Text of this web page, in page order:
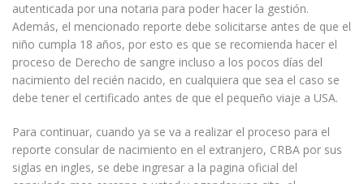
autenticada por una notaria para poder hacer la gestión.
Además, el mencionado reporte debe solicitarse antes de que el
niño cumpla 18 años, por esto es que se recomienda hacer el
proceso de Derecho de sangre incluso a los pocos días del
nacimiento del recién nacido, en cualquiera que sea el caso se
debe tener el certificado antes de que el pequeño viaje a USA.
Para continuar, cuando ya se va a realizar el proceso para el
reporte consular de nacimiento en el extranjero, CRBA por sus
siglas en ingles, se debe ingresar a la pagina oficial del